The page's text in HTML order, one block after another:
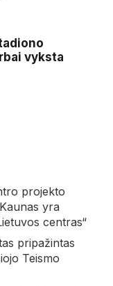
vyksta
projekto
yra
centras“
pripažintas
Teismo